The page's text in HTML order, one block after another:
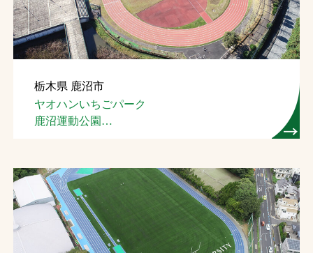
栃木県 鹿沼市
ヤオハンいちごパーク
鹿沼運動公園